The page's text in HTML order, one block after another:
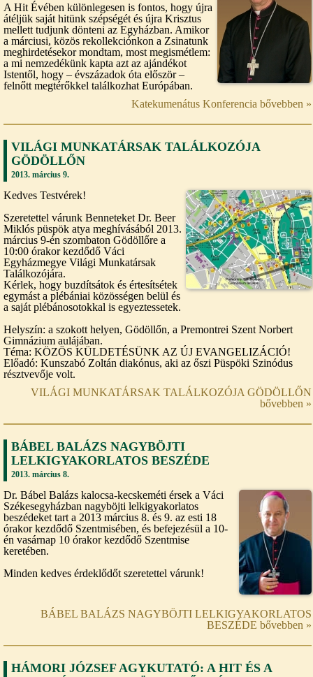
A Hit Évében különlegesen is fontos, hogy újra
átéljük saját hitünk szépségét és újra Krisztus
mellett tudjunk dönteni az Egyházban. Amikor
a márciusi, közös rekollekciónkon a Zsinatunk
meghirdetésekor mondtam, most megismétlem:
a mi nemzedékünk kapta azt az ajándékot
Istentől, hogy – évszázadok óta először –
felnőtt megtérőkkel találkozhat Európában.
Katekumenátus Konferencia bővebben »
VILÁGI MUNKATÁRSAK TALÁLKOZÓJA
GÖDÖLLŐN
2013. március 9.
Kedves Testvérek!
Szeretettel várunk Benneteket Dr. Beer
Miklós püspök atya meghívásából 2013.
március 9-én szombaton Gödöllőre a
10:00 órakor kezdődő Váci
Egyházmegye Világi Munkatársak
Találkozójára.
Kérlek, hogy buzdítsátok és értesítsétek
egymást a plébániai közösségen belül és
a saját plébánosotokkal is egyeztessetek.
Helyszín: a szokott helyen, Gödöllőn, a Premontrei Szent Norbert
Gimnázium aulájában.
Téma: KÖZÖS KÜLDETÉSÜNK AZ ÚJ EVANGELIZÁCIÓ!
Előadó: Kunszabó Zoltán diakónus, aki az őszi Püspöki Szinódus
résztvevője volt.
VILÁGI MUNKATÁRSAK TALÁLKOZÓJA GÖDÖLLŐN
bővebben »
BÁBEL BALÁZS NAGYBÖJTI
LELKIGYAKORLATOS BESZÉDE
2013. március 8.
Dr. Bábel Balázs kalocsa-kecskeméti érsek a Váci
Székesegyházban nagyböjti lelkigyakorlatos
beszédeket tart a 2013 március 8. és 9. az esti 18
órakor kezdődő Szentmisében, és befejezésül a 10-
én vasárnap 10 órakor kezdődő Szentmise
keretében.
Minden kedves érdeklődőt szeretettel várunk!
BÁBEL BALÁZS NAGYBÖJTI LELKIGYAKORLATOS
BESZÉDE bővebben »
HÁMORI JÓZSEF AGYKUTATÓ: A HIT ÉS A